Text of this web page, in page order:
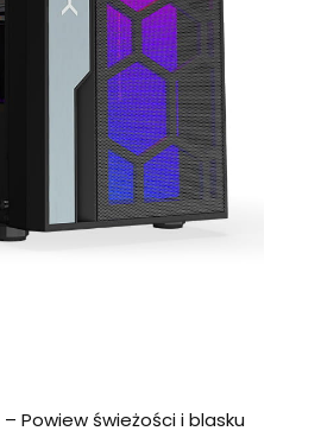
Powiew świeżości i blasku